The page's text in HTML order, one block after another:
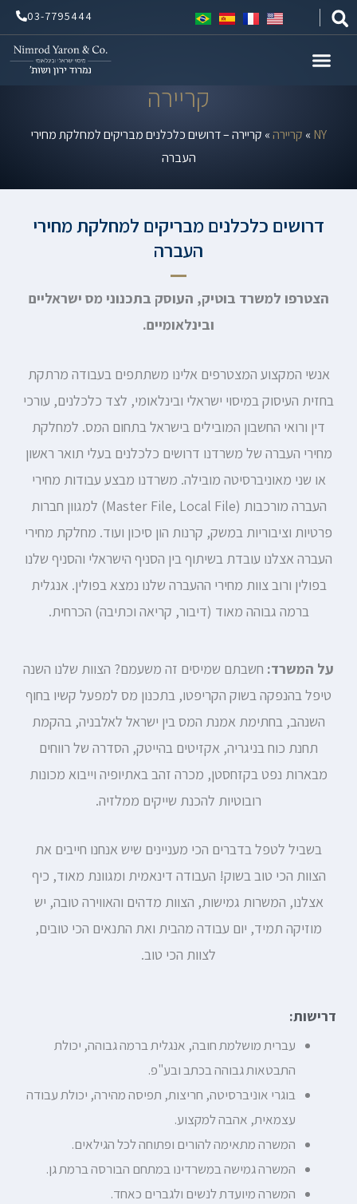
דילוג
לתוכן
03-7795444
קריירה
NY
» קריירה» קריירה – דרושים כלכלנים מבריקים למחלקת מחירי
העברה
דרושים כלכלנים מבריקים למחלקת מחירי
העברה
הצטרפו למשרד בוטיק, העוסק בתכנוני מס ישראליים
ובינלאומיים.
אנשי המקצוע המצטרפים אלינו משתתפים בעבודה מרתקת
בחזית העיסוק במיסוי ישראלי ובינלאומי, לצד כלכלנים, עורכי
דין ורואי החשבון המובילים בישראל בתחום המס. למחלקת
מחירי העברה של משרדנו דרושים כלכלנים בעלי תואר ראשון
או שני מאוניברסיטה מובילה. משרדנו מבצע עבודות מחירי
העברה מורכבות (Master File, Local File) למגוון חברות
פרטיות וציבוריות במשק, קרנות הון סיכון ועוד. מחלקת מחירי
העברה אצלנו עובדת בשיתוף בין הסניף הישראלי והסניף שלנו
בפולין ורוב צוות מחירי ההעברה שלנו נמצא בפולין. אנגלית
ברמה גבוהה מאוד (דיבור, קריאה וכתיבה) הכרחית.
על המשרד: חשבתם שמיסים זה משעמם? הצוות שלנו השנה
טיפל בהנפקה בשוק הקריפטו, בתכנון מס למפעל קשיו בחוף
השנהב, בחתימת אמנת המס בין ישראל לאלבניה, בהקמת
תחנת כוח בניגריה, אקזיטים בהייטק, הסדרה של רווחים
מבארות נפט בקזחסטן, מכרה זהב באתיופיה וייבוא מכונות
רובוטיות להכנת שייקים ממלזיה.
בשביל לטפל בדברים הכי מעניינים שיש אנחנו חייבים את
הצוות הכי טוב בשוק! העבודה דינאמית ומגוונת מאוד, כיף
אצלנו, המשרות גמישות, הצוות מדהים והאווירה טובה, יש
מוזיקה תמיד, יום עבודה מהבית ואת התנאים הכי טובים,
לצוות הכי טוב.
דרישות:
עברית מושלמת חובה, אנגלית ברמה גבוהה, יכולת
התבטאות גבוהה בכתב ובע"פ.
בוגרי אוניברסיטה, חריצות, תפיסה מהירה, יכולת עבודה
עצמאית, אהבה למקצוע.
המשרה מתאימה להורים ופתוחה לכל הגילאים.
המשרה גמישה במשרדינו במתחם הבורסה ברמת גן.
המשרה מיועדת לנשים ולגברים כאחד.